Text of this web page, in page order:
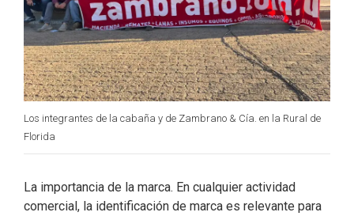
Los integrantes de la cabaña y de Zambrano & Cía. en la Rural de
Florida
La importancia de la marca. En cualquier actividad
comercial, la identificación de marca es relevante para